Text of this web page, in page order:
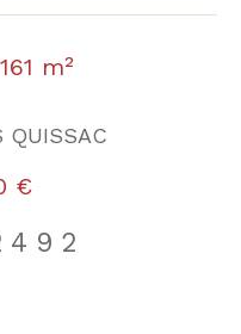
m²
QUISSAC
€